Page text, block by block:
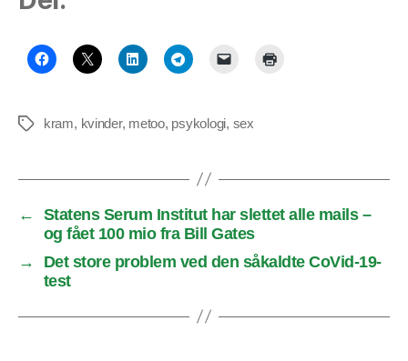
Tags kram, kvinder, metoo, psykologi, sex
←
Statens Serum Institut har slettet alle mails –
og fået 100 mio fra Bill Gates
→
Det store problem ved den såkaldte CoVid-19-
test